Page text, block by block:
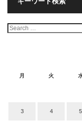
検
索:
月
火
3 4 5